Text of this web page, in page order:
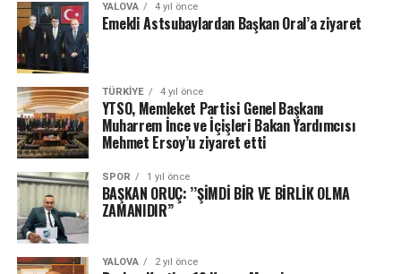
YALOVA 4 yıl önce
Emekli Astsubaylardan Başkan Oral’a ziyaret
TÜRKIYE 4 yıl önce
YTSO, Memleket Partisi Genel Başkanı
Muharrem İnce ve İçişleri Bakan Yardımcısı
Mehmet Ersoy’u ziyaret etti
SPOR 1 yıl önce
BAŞKAN ORUÇ: ’’ŞİMDİ BİR VE BİRLİK OLMA
ZAMANIDIR’’
YALOVA 2 yıl önce